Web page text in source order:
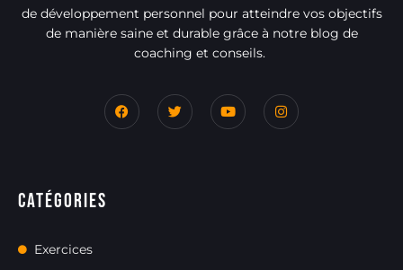
de développement personnel pour atteindre vos objectifs
de manière saine et durable grâce à notre blog de
coaching et conseils.
Catégories
Exercices